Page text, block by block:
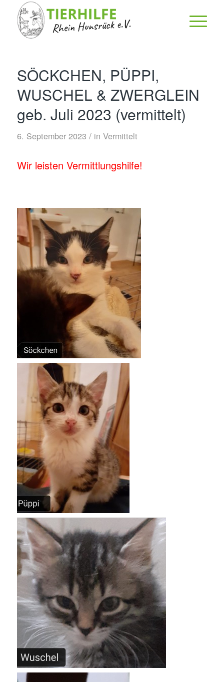
SÖCKCHEN, PÜPPI,
WUSCHEL & ZWERGLEIN
geb. Juli 2023 (vermittelt)
6. September 2023 / in Vermittelt
Wir leisten Vermittlungshilfe!